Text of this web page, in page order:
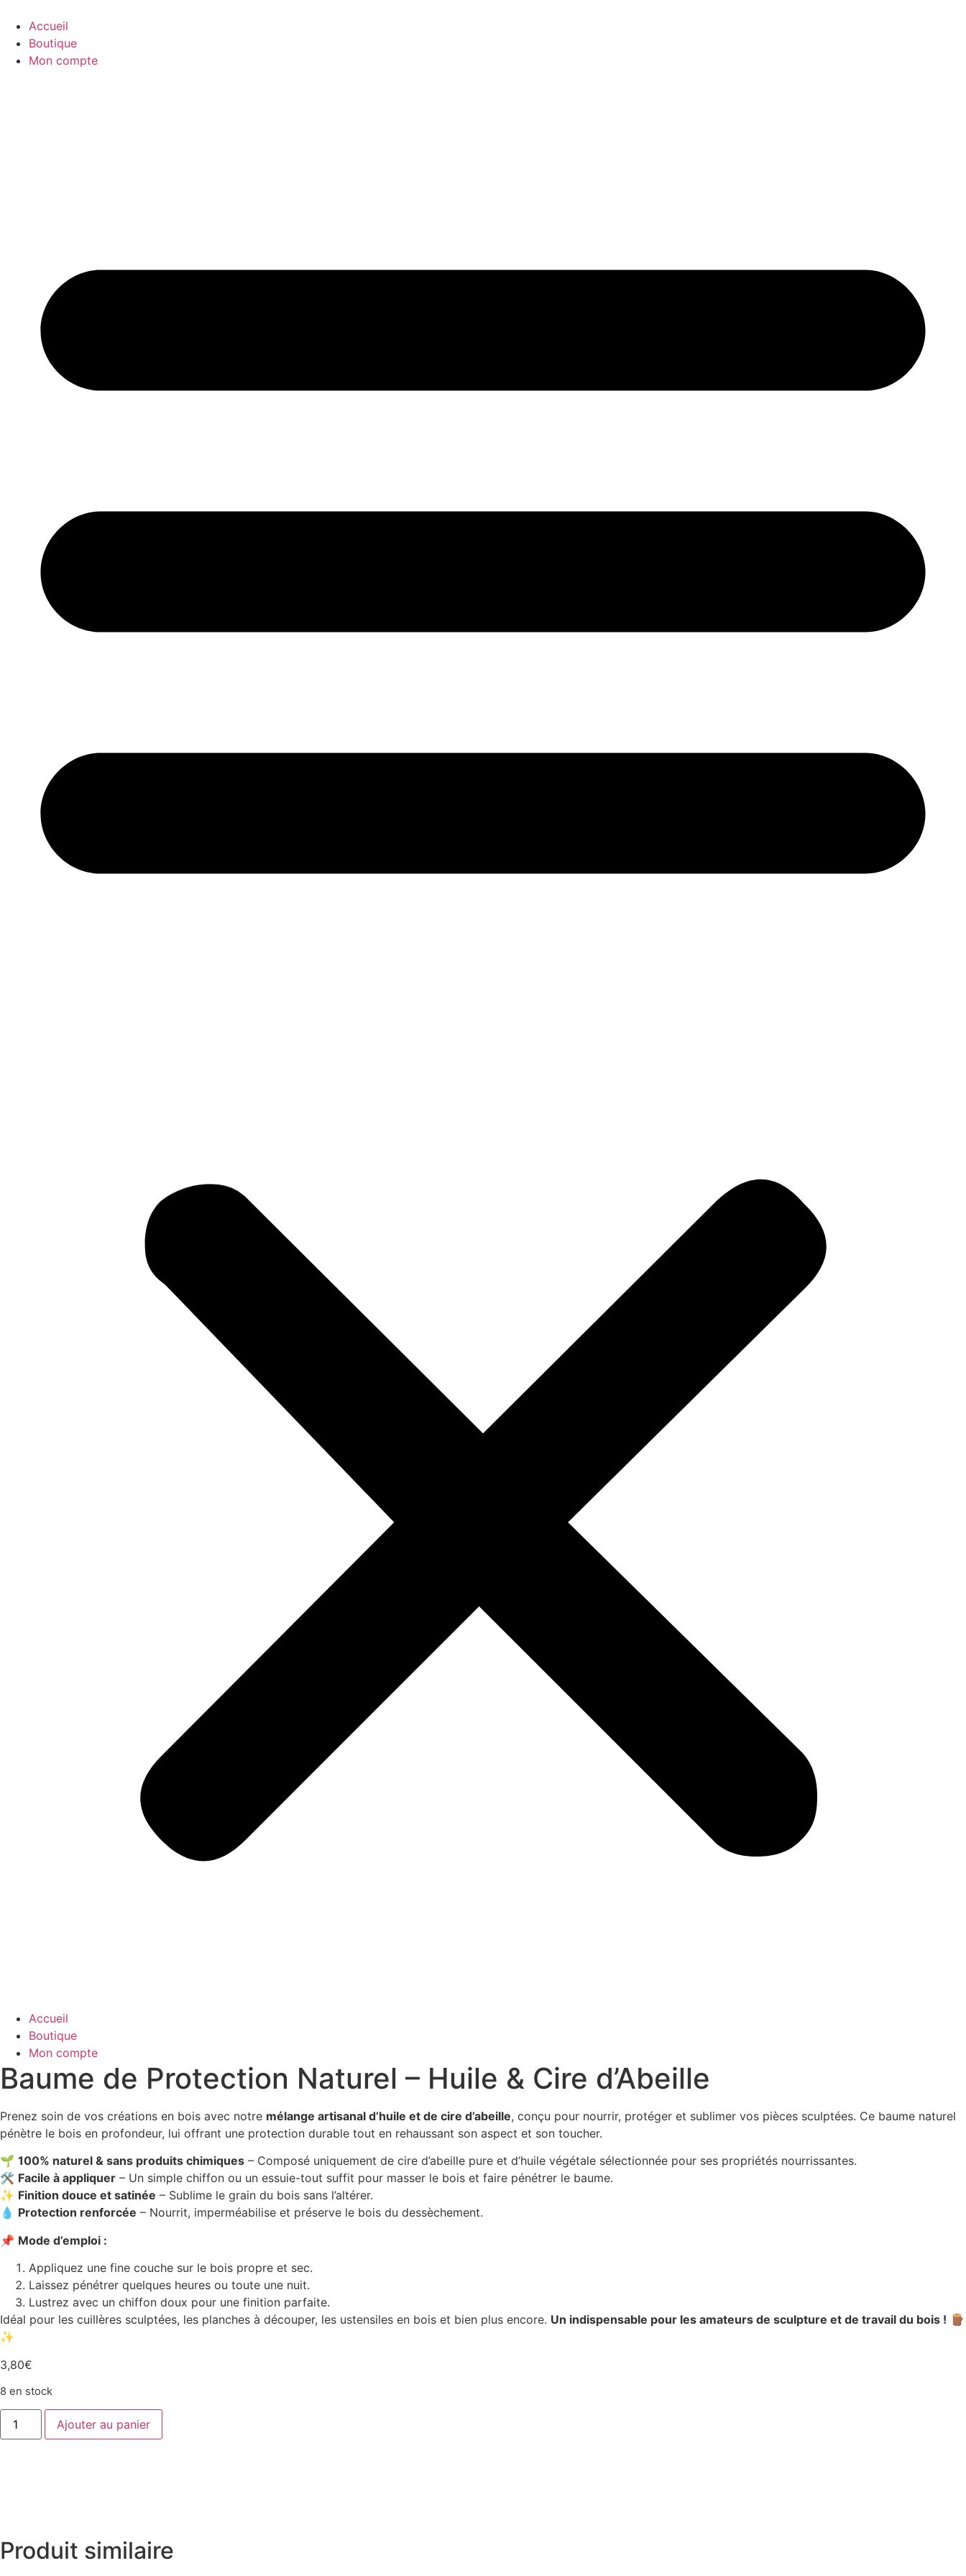
contenu
Accueil
Boutique
Mon compte
Accueil
Boutique
Mon compte
Baume de Protection Naturel – Huile & Cire d’Abeille
Prenez soin de vos créations en bois avec notre mélange artisanal d’huile et de cire d’abeille, conçu pour nourrir, protéger et sublimer vos pièces sculptées. Ce baume naturel
pénètre le bois en profondeur, lui offrant une protection durable tout en rehaussant son aspect et son toucher.
🌱 100% naturel & sans produits chimiques – Composé uniquement de cire d’abeille pure et d’huile végétale sélectionnée pour ses propriétés nourrissantes.
🛠 Facile à appliquer – Un simple chiffon ou un essuie-tout suffit pour masser le bois et faire pénétrer le baume.
✨ Finition douce et satinée – Sublime le grain du bois sans l’altérer.
💧 Protection renforcée – Nourrit, imperméabilise et préserve le bois du dessèchement.
📌 Mode d’emploi :
Appliquez une fine couche sur le bois propre et sec.
Laissez pénétrer quelques heures ou toute une nuit.
Lustrez avec un chiffon doux pour une finition parfaite.
Idéal pour les cuillères sculptées, les planches à découper, les ustensiles en bois et bien plus encore. Un indispensable pour les amateurs de sculpture et de travail du bois ! 🪵
✨
3,80€
8 en stock
quantité
Baume
Ajouter au panier
Produit similaire